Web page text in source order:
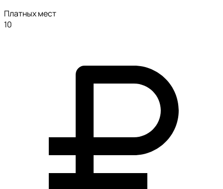
Платных мест
10